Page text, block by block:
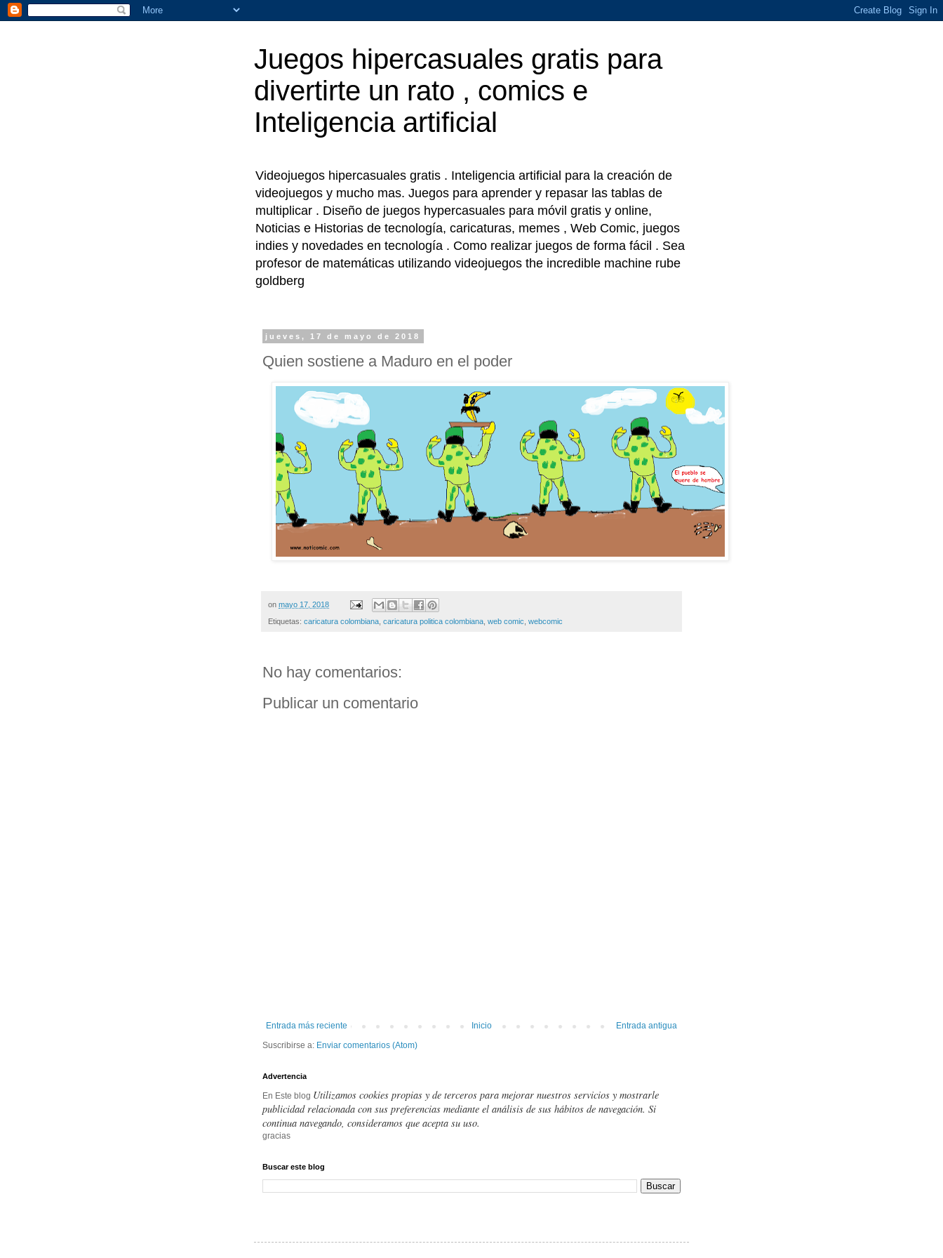
Juegos hipercasuales gratis para
divertirte un rato , comics e
Inteligencia artificial
Videojuegos hipercasuales gratis . Inteligencia artificial para la creación de
videojuegos y mucho mas. Juegos para aprender y repasar las tablas de
multiplicar . Diseño de juegos hypercasuales para móvil gratis y online,
Noticias e Historias de tecnología, caricaturas, memes , Web Comic, juegos
indies y novedades en tecnología . Como realizar juegos de forma fácil . Sea
profesor de matemáticas utilizando videojuegos the incredible machine rube
goldberg
jueves, 17 de mayo de 2018
Quien sostiene a Maduro en el poder
on mayo 17, 2018
Etiquetas: caricatura colombiana caricatura politica colombiana web comic webcomic
No hay comentarios:
Publicar un comentario
Entrada más reciente Entrada antigua
Inicio
Suscribirse a: Enviar comentarios (Atom)
Advertencia
En Este blog Utilizamos cookies propias y de terceros para mejorar nuestros servicios y mostrarle
publicidad relacionada con sus preferencias mediante el análisis de sus hábitos de navegación. Si
continua navegando, consideramos que acepta su uso.
gracias
Buscar este blog